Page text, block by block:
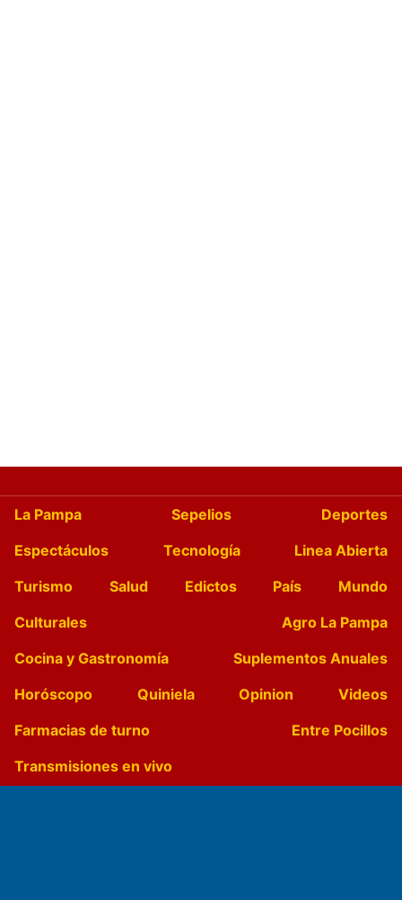
La Pampa Sepelios
Deportes
Espectáculos
Tecnología
Linea Abierta
Turismo
Salud Edictos País
Mundo
Culturales
Agro La Pampa
Cocina y Gastronomía
Suplementos Anuales
Horóscopo
Quiniela Opinion
Videos
Farmacias de turno
Entre Pocillos
Transmisiones en vivo